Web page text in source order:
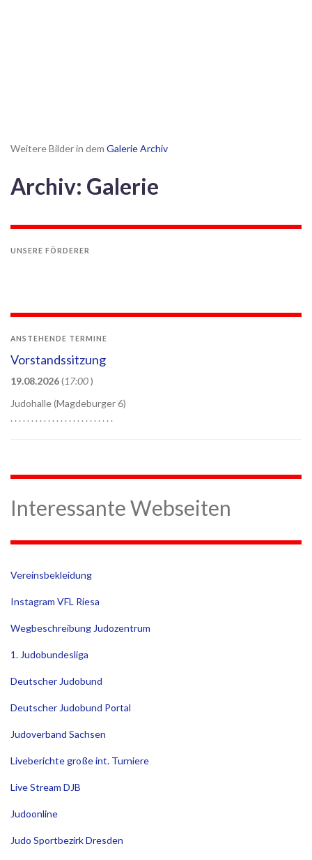
Weitere Bilder in dem Galerie Archiv
Archiv: Galerie
UNSERE FÖRDERER
ANSTEHENDE TERMINE
Vorstandssitzung
19.08.2026(17:00)
Judohalle (Magdeburger 6)
. . . . . . . . . . . . . . . . . . . . . . . . .
Interessante Webseiten
Vereinsbekleidung
Instagram VFL Riesa
Wegbeschreibung Judozentrum
1. Judobundesliga
Deutscher Judobund
Deutscher Judobund Portal
Judoverband Sachsen
Liveberichte große int. Turniere
Live Stream DJB
Judoonline
Judo Sportbezirk Dresden